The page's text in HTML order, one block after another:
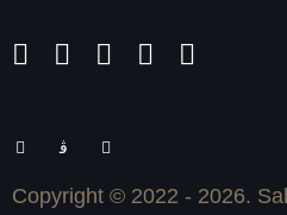
F
a
e
b
J
k
-
i
Y
o
u
Copyright © 2022 - 2026.